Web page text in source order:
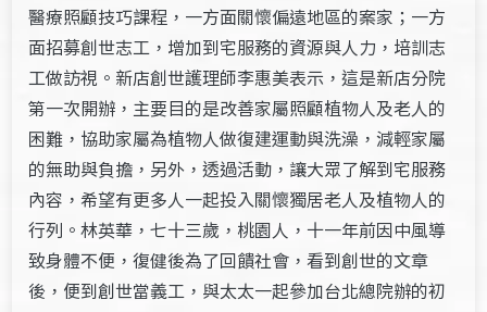
醫療照顧技巧課程，一方面關懷偏遠地區的案家；一方
面招募創世志工，增加到宅服務的資源與人力，培訓志
工做訪視。新店創世護理師李惠美表示，這是新店分院
第一次開辦，主要目的是改善家屬照顧植物人及老人的
困難，協助家屬為植物人做復建運動與洗澡，減輕家屬
的無助與負擔，另外，透過活動，讓大眾了解到宅服務
內容，希望有更多人一起投入關懷獨居老人及植物人的
行列。林英華，七十三歲，桃園人，十一年前因中風導
致身體不便，復健後為了回饋社會，看到創世的文章
後，便到創世當義工，與太太一起參加台北總院辦的初